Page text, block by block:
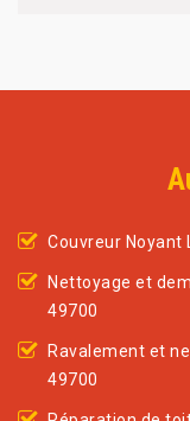
Couvreur Noyant
Nettoyage et
49700
Ravalement et
49700